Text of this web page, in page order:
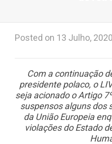
Posted on 13 Julho, 2020
Com a continuação
presidente polaco, o
seja acionado o Artigo
suspensos alguns dos
da União Europeia
violações do Estado